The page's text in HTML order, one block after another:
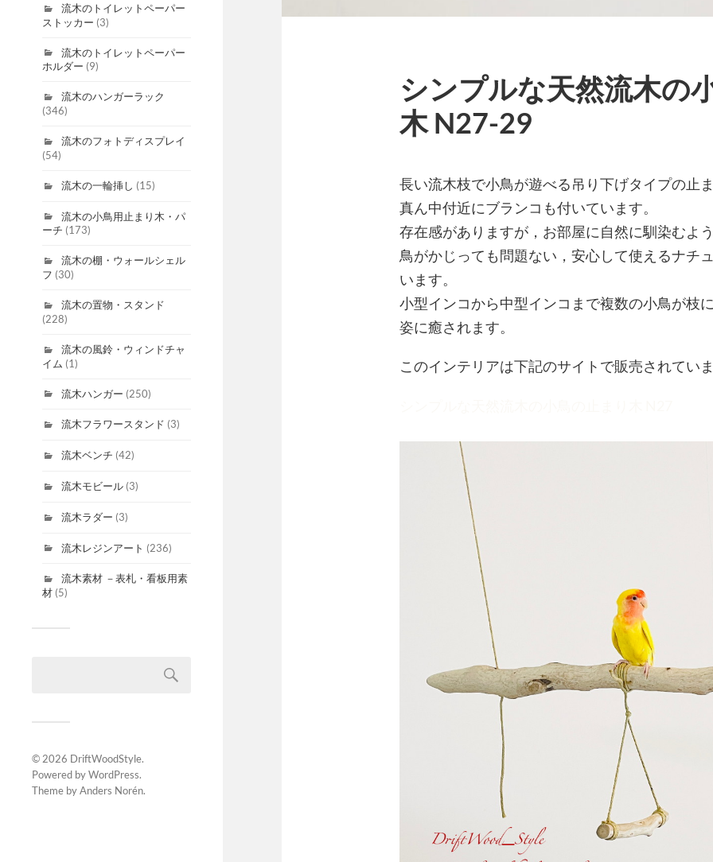
流木のトイレットペーパー
ストッカー (3)
流木のトイレットペーパー
ホルダー (9)
流木のハンガーラック
(346)
流木のフォトディスプレイ
(54)
流木の一輪挿し (15)
流木の小鳥用止まり木・パ
ーチ (173)
流木の棚・ウォールシェル
フ (30)
流木の置物・スタンド
(228)
流木の風鈴・ウィンドチャ
イム (1)
流木ハンガー (250)
流木フラワースタンド (3)
流木ベンチ (42)
流木モビール(3)
流木ラダー (3)
流木レジンアート (236)
流木素材 －表札・看板用素
材(5)
© 2026 DriftWoodStyle.
Powered byWordPress.
Theme byAnders Norén.
シンプルな天然流木の
木 N27-29
長い流木枝で小鳥が遊べる吊り下げタイプの止
真ん中付近にブランコも付いています。
存在感がありますが，お部屋に自然に馴染むよ
鳥がかじっても問題ない，安心して使えるナチ
います。
小型インコから中型インコまで複数の小鳥が枝
姿に癒されます。
このインテリアは下記のサイトで販売されてい